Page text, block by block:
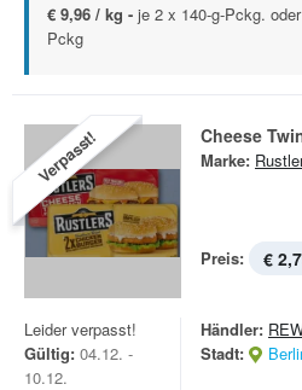
€ 9,96 / kg - je 2 x 140-g-Pckg.
Pckg
Verpasst! Cheese
Marke:
Preis: €
Leider verpasst!
Gültig: 04.12. -
10.12.
Händler:
Stadt: